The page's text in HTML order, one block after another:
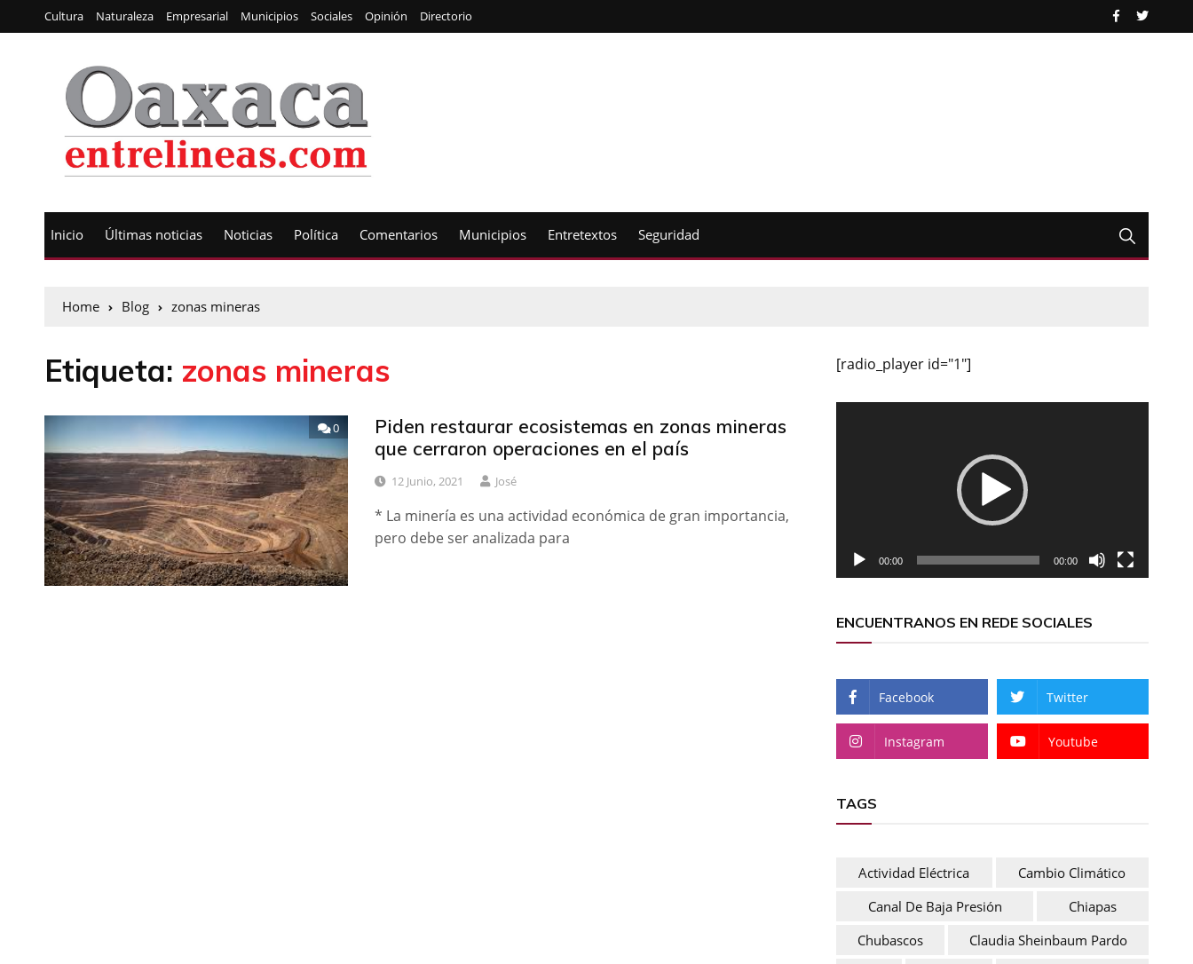
Cultura Naturaleza Empresarial Municipios Sociales Opinión Directorio
Inicio Últimas noticias Noticias Política Comentarios Municipios Entretextos Seguridad
Home Blog zonas mineras
Etiqueta: zonas mineras
0
Piden restaurar ecosistemas en zonas mineras
que cerraron operaciones en el país
12 Junio, 2021 José
* La minería es una actividad económica de gran importancia,
pero debe ser analizada para
[radio_player id="1"]
00:00 00:00
ENCUENTRANOS EN REDE SOCIALES
Facebook Twitter
Instagram Youtube
TAGS
Actividad Eléctrica
Cambio Climático
Canal De Baja Presión
Chiapas
Chubascos
Claudia Sheinbaum Pardo